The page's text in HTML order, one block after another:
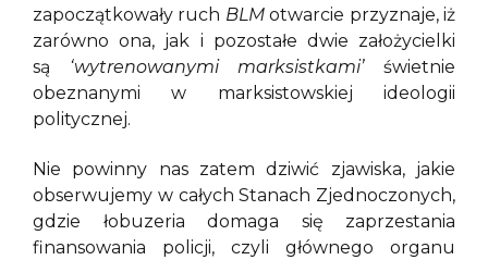
zapoczątkowały ruch BLMotwarcie przyznaje, iż
zarówno ona, jak i pozostałe dwie założycielki
są ‘wytrenowanymi marksistkami’świetnie
obeznanymi w marksistowskiej ideologii
politycznej.
Nie powinny nas zatem dziwić zjawiska, jakie
obserwujemy w całych Stanach Zjednoczonych,
gdzie łobuzeria domaga się zaprzestania
finansowania policji, czyli głównego organu